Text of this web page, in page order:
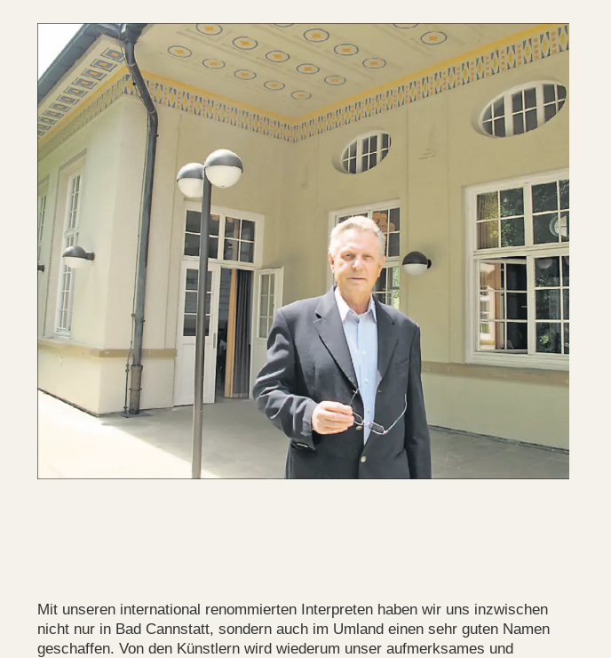
Mit unseren international renommierten Interpreten haben wir uns inzwischen
nicht nur in Bad Cannstatt, sondern auch im Umland einen sehr guten Namen
geschaffen. Von den Künstlern wird wiederum unser aufmerksames und